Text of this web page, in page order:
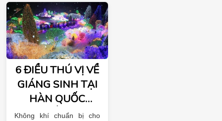
6 ĐIỀU THÚ VỊ VỀ
GIÁNG SINH TẠI
HÀN QUỐC
(PHẦN 1)
Không khí chuẩn bị cho